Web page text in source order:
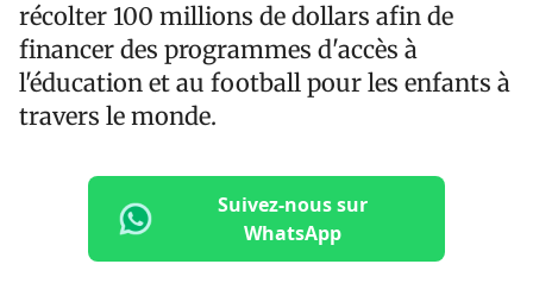
récolter 100 millions de dollars afin de
financer des programmes d'accès à
l'éducation et au football pour les enfants à
travers le monde.
Suivez-nous sur
WhatsApp